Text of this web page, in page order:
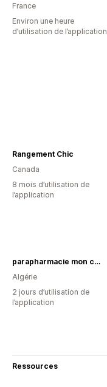
France
Environ une heure
d’utilisation de l’application
Rangement Chic
Canada
8 mois d’utilisation de
l’application
parapharmacie mon coin santé
Algérie
2 jours d’utilisation de
l’application
Ressources